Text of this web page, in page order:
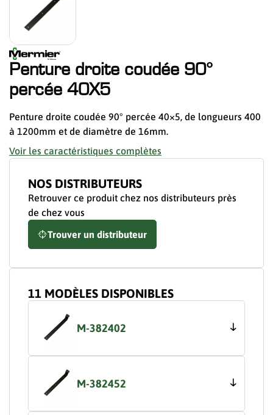
Penture droite coudée 90°
percée 40X5
Penture droite coudée 90° percée 40×5, de longueurs 400
à 1200mm et de diamètre de 16mm.
Voir les caractéristiques complètes
NOS DISTRIBUTEURS
Retrouver ce produit chez nos distributeurs près
de chez vous
Trouver un distributeur
11 MODÈLES DISPONIBLES
M-382402
M-382452